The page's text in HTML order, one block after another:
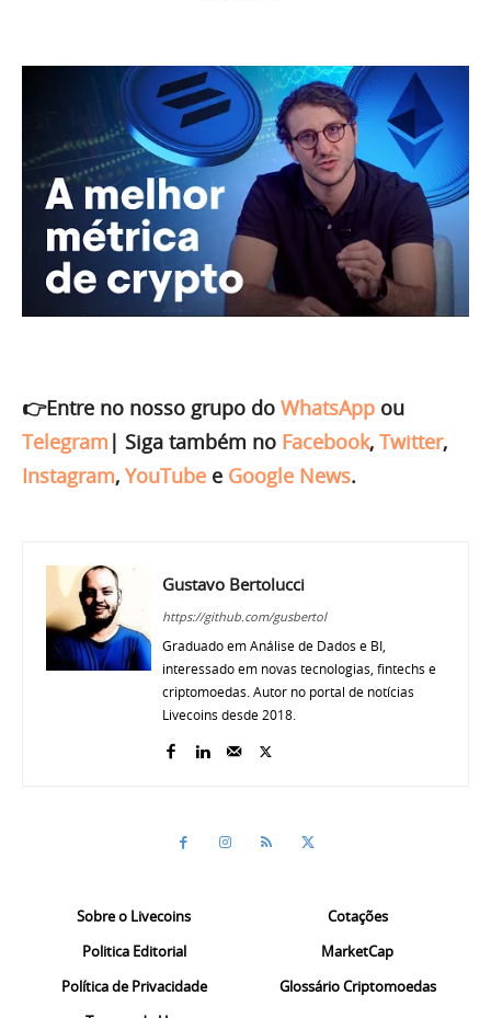
👉Entre no nosso grupo do WhatsApp ou
Telegram | Siga também no Facebook, Twitter,
Instagram, YouTube e Google News.
Gustavo Bertolucci
https://github.com/gusbertol
Graduado em Análise de Dados e BI,
interessado em novas tecnologias, fintechs e
criptomoedas. Autor no portal de notícias
Livecoins desde 2018.
Sobre o Livecoins
Politica Editorial
Política de Privacidade
Cotações
MarketCap
Glossário Criptomoedas